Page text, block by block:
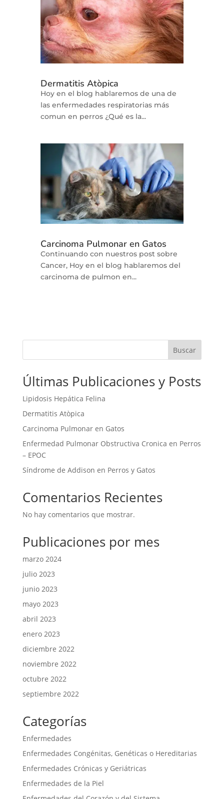
Dermatitis Atòpica
Hoy en el blog hablaremos de una de
las enfermedades respiratorias más
comun en perros ¿Qué es la...
Carcinoma Pulmonar en Gatos
Continuando con nuestros post sobre
Cancer, Hoy en el blog hablaremos del
carcinoma de pulmon en...
Buscar
Últimas Publicaciones y Posts
Lipidosis Hepática Felina
Dermatitis Atòpica
Carcinoma Pulmonar en Gatos
Enfermedad Pulmonar Obstructiva Cronica en Perros
– EPOC
Síndrome de Addison en Perros y Gatos
Comentarios Recientes
No hay comentarios que mostrar.
Publicaciones por mes
marzo 2024
julio 2023
junio 2023
mayo 2023
abril 2023
enero 2023
diciembre 2022
noviembre 2022
octubre 2022
septiembre 2022
Categorías
Enfermedades
Enfermedades Congénitas, Genéticas o Hereditarias
Enfermedades Crónicas y Geriátricas
Enfermedades de la Piel